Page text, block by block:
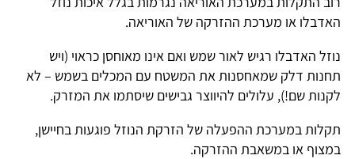
האדבלו או מערכת ההזרקה של האוריאה.
נוזל האדבלו רגיש לאור שמש ואם אינו מאוחסן כראוי (ויש
תחנות דלק שמאחסנות את המשטח עם המכלים בשמש – לא
לקנות שם!), עלולים להיווצר גבישים שיסתמו את המזרק.
תקלות במערכת ההפעלה של הזרקת הנוזל פוגעות בחיישן,
במצוף או במשאבת ההזרקה.